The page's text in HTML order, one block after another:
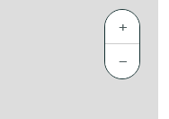
+
−